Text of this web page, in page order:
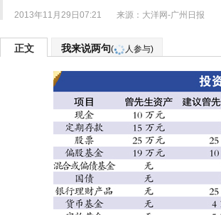
2013年11月29日07:21 来源： 大洋网-广州日报
正文 我来说两句( 人参与)